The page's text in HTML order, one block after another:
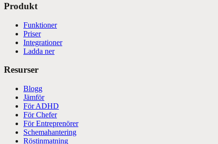
Produkt
Funktioner
Priser
Integrationer
Ladda ner
Resurser
Blogg
Jämför
För ADHD
För Chefer
För Entreprenörer
Schemahantering
Röstinmatning